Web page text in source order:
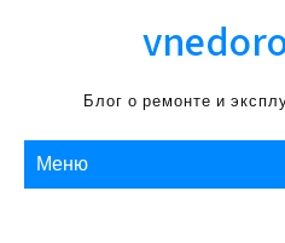
Блог о ремонте и
Меню